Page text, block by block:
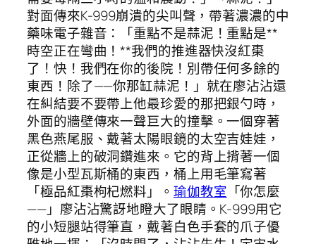
對面傳來K-999崩潰的尖叫聲，帶著濃濃的中
藥味電子雜音：「重點不是蒜泥！重點是**
時空正在彎曲！**我們的推進器快沒紅棗
了！快！我們在你的後院！別帶任何多餘的
東西！除了——你那缸蒜泥！」就在廖沾沾還
在糾結要不要帶上他最珍愛的那把銀勺時，
外面的牆壁傳來一聲巨大的撞擊。一個穿著
黑色燕尾服、戴著太陽眼鏡的太空吉娃娃，
正從牆上的破洞鑽進來。它的背上揹著一個
像是小型瓦斯桶的東西，桶上用毛筆寫著
「極品紅棗枸杞燃料」。 瑜伽教室 「你怎麼
——」廖沾沾驚訝地瞪大了眼睛。K-999用它
的小短腿站得筆直，戴著白色手套的爪子優